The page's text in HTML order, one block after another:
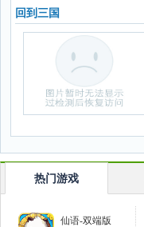
回到三国
热门游戏
仙语-双端版